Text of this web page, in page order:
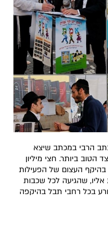
הרבי במכתב שיצא
ביותר. חצי מיליון
העצום של הפעילות
אליו, שהגיעה לכל שכבות
ורע בכל רחבי תבל בהיקפה